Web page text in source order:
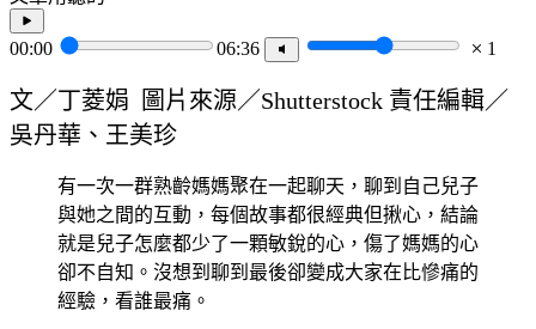
00:00 06:36 1
文／丁菱娟 圖片來源／Shutterstock 責任編輯／
吳丹華、王美珍
有一次一群熟齡媽媽聚在一起聊天，聊到自己兒子
與她之間的互動，每個故事都很經典但揪心，結論
就是兒子怎麼都少了一顆敏銳的心，傷了媽媽的心
卻不自知。沒想到聊到最後卻變成大家在比慘痛的
經驗，看誰最痛。